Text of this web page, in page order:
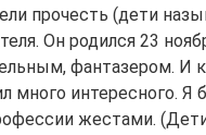
прочесть (дети
Он родился 23
фантазером. И
много интересного.
жестами.